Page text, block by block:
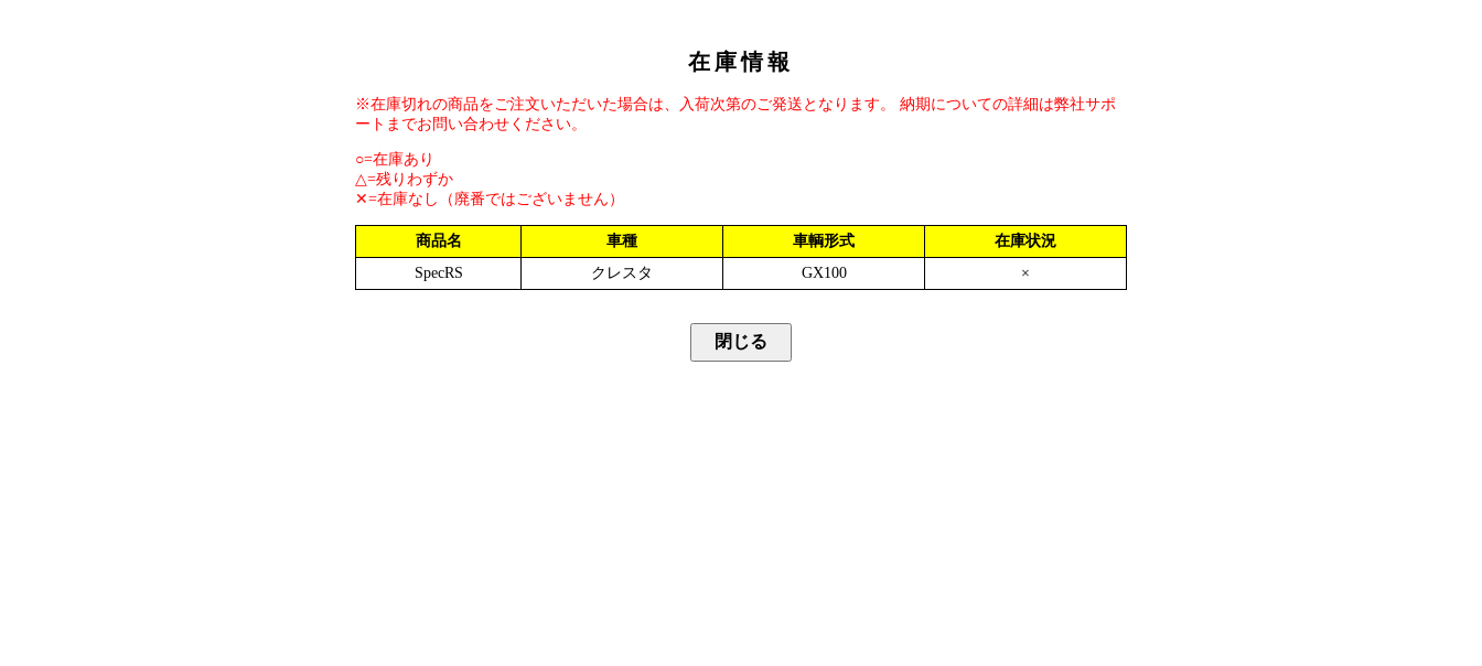
在庫情報
※在庫切れの商品をご注文いただいた場合は、入荷次第のご発送となります。 納期についての詳細は弊社サポ
ートまでお問い合わせください。
○=在庫あり
△=残りわずか
✕=在庫なし（廃番ではございません）
商品名 車種 車輌形式
在庫状況
SpecRS
クレスタ GX100 ×